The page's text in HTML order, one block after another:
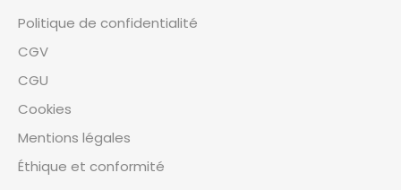
Politique de confidentialité
CGV
CGU
Cookies
Mentions légales
Éthique et conformité